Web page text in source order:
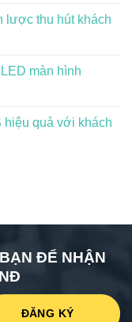
lược thu hút khách
màn hình
hiệu quả với khách
ĐỂ NHẬN